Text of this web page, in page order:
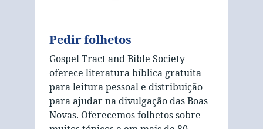
Pedir folhetos
Gospel Tract and Bible Society
oferece literatura bíblica gratuita
para leitura pessoal e distribuição
para ajudar na divulgação das Boas
Novas. Oferecemos folhetos sobre